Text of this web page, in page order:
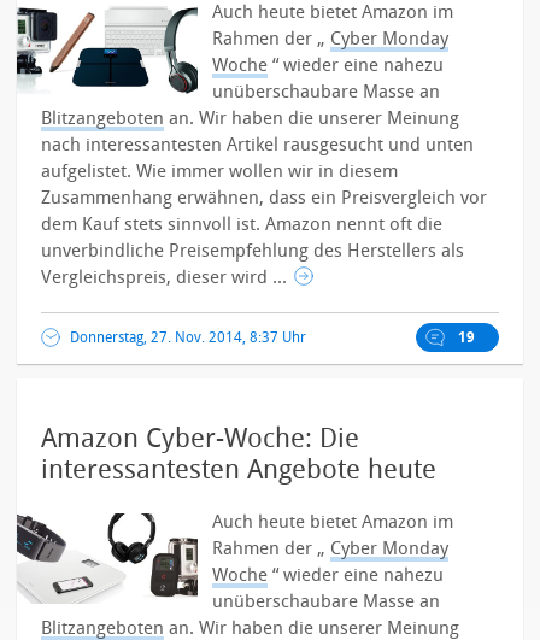
Auch heute bietet Amazon im
Rahmen der „ Cyber Monday
Woche “ wieder eine nahezu
unüberschaubare Masse an
Blitzangeboten an. Wir haben die unserer Meinung
nach interessantesten Artikel rausgesucht und unten
aufgelistet.Wie immer wollen wir in diesem
Zusammenhang erwähnen, dass ein Preisvergleich vor
dem Kauf stets sinnvoll ist. Amazon nennt oft die
unverbindliche Preisempfehlung des Herstellers als
Vergleichspreis, dieser wird ...
Donnerstag, 27. Nov. 2014, 8:37 Uhr 19
Amazon Cyber-Woche: Die
interessantesten Angebote heute
Auch heute bietet Amazon im
Rahmen der „ Cyber Monday
Woche “ wieder eine nahezu
unüberschaubare Masse an
Blitzangeboten an. Wir haben die unserer Meinung